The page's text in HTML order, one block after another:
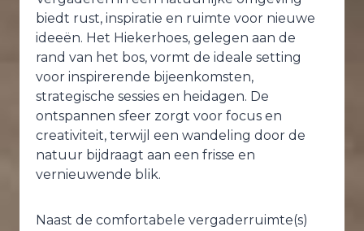
biedt rust, inspiratie en ruimte voor nieuwe
ideeën. Het Hiekerhoes, gelegen aan de
rand van het bos, vormt de ideale setting
voor inspirerende bijeenkomsten,
strategische sessies en heidagen. De
ontspannen sfeer zorgt voor focus en
creativiteit, terwijl een wandeling door de
natuur bijdraagt aan een frisse en
vernieuwende blik.
Naast de comfortabele vergaderruimte(s)